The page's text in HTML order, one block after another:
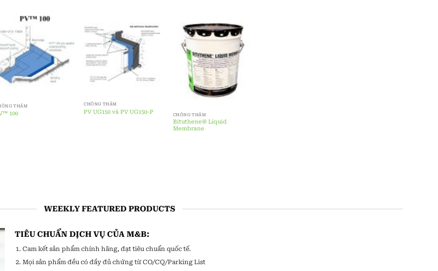
LIEBIG® Safety Bolt S
WEEKLY FEATURED PRODUCTS
TIÊU CHUẨN DỊCH VỤ CỦA M&B:
Cam kết sản phẩm chính hãng, đạt tiêu chuẩn quốc tế.
Mọi sản phẩm đều có đầy đủ chứng từ CO/CQ/Parking List